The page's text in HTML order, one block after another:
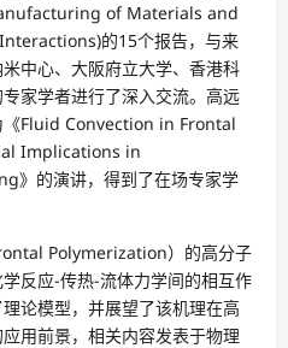
of Materials and
的15个报告，与来
中心、大阪府立大学、香港科
家学者进行了深入交流。高远
《Fluid Convection in Frontal
Implications in
的演讲，得到了在场专家学
Polymerization）的高分子
反应-传热-流体力学间的相互作
论模型，并展望了该机理在高
用前景，相关内容发表于物理